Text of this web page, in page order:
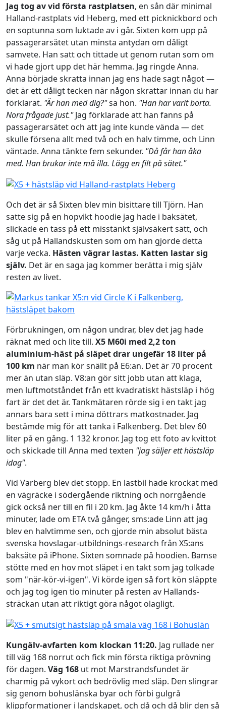
Jag tog av vid första rastplatsen, en sån där minimal
Halland-rastplats vid Heberg, med ett picknickbord och
en soptunna som luktade av i går. Sixten kom upp på
passagerarsätet utan minsta antydan om dåligt
samvete. Han satt och tittade ut genom rutan som om
vi hade gjort upp det här hemma. Jag ringde Anna.
Anna började skratta innan jag ens hade sagt något —
det är ett dåligt tecken när någon skrattar innan du har
förklarat. "Är han med dig?"sa hon. "Han har varit borta.
Nora frågade just."Jag förklarade att han fanns på
passagerarsätet och att jag inte kunde vända — det
skulle försena allt med två och en halv timme, och Linn
väntade. Anna tänkte fem sekunder. "Då får han åka
med. Han brukar inte må illa. Lägg en filt på sätet."
Och det är så Sixten blev min bisittare till Tjörn. Han
satte sig på en hopvikt hoodie jag hade i baksätet,
slickade en tass på ett misstänkt självsäkert sätt, och
såg ut på Hallandskusten som om han gjorde detta
varje vecka. Hästen vägrar lastas. Katten lastar sig
själv. Det är en saga jag kommer berätta i mig själv
resten av livet.
Förbrukningen, om någon undrar, blev det jag hade
räknat med och lite till. X5 M60i med 2,2 ton
aluminium-häst på släpet drar ungefär 18 liter på
100 km när man kör snällt på E6:an. Det är 70 procent
mer än utan släp. V8:an gör sitt jobb utan att klaga,
men luftmotståndet från ett kvadratiskt hästsläp i hög
fart är det det är. Tankmätaren rörde sig i en takt jag
annars bara sett i mina döttrars matkostnader. Jag
bestämde mig för att tanka i Falkenberg. Det blev 60
liter på en gång. 1 132 kronor. Jag tog ett foto av kvittot
och skickade till Anna med texten "jag säljer ett hästsläp
idag".
Vid Varberg blev det stopp. En lastbil hade krockat med
en vägräcke i södergående riktning och norrgående
gick också ner till en fil i 20 km. Jag åkte 14 km/h i åtta
minuter, lade om ETA två gånger, sms:ade Linn att jag
blev en halvtimme sen, och gjorde min absolut bästa
svenska hovslagar-utbildnings-research från X5:ans
baksäte på iPhone. Sixten somnade på hoodien. Bamse
stötte med en hov mot släpet i en takt som jag tolkade
som "när-kör-vi-igen". Vi körde igen så fort kön släppte
och jag tog igen tio minuter på resten av Hallands-
sträckan utan att riktigt göra något olagligt.
Kungälv-avfarten kom klockan 11:20. Jag rullade ner
till väg 168 norrut och fick min första riktiga prövning
för dagen. Väg 168 ut mot Marstrandsfundet är
charmig på vykort och bedrövlig med släp. Den slingrar
sig genom bohuslänska byar och förbi gulgrå
klippformationer i landskapet, och då och då blir den så